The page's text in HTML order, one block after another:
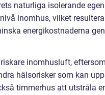
naturliga isolerande
inomhus, vilket
energikostnaderna
inomhusluft,
hälsorisker som kan
timmerhus att utstråla